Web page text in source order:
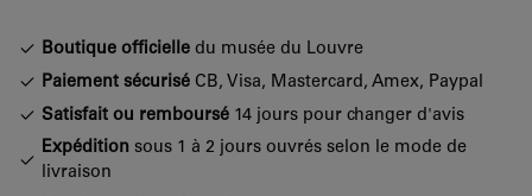
Boutique officielle du musée du Louvre
Paiement sécurisé CB, Visa, Mastercard, Amex, Paypal
Satisfait ou remboursé 14 jours pour changer d'avis
Expédition sous 1 à 2 jours ouvrés selon le mode de
livraison